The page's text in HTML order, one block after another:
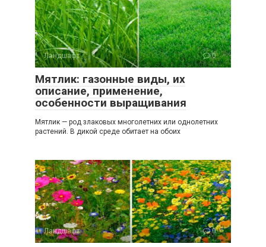
Ландшафт 0
Мятлик: газонные виды, их
описание, применение,
особенности выращивания
Мятлик — род злаковых многолетних или однолетних
растений. В дикой среде обитает на обоих
Ландшафт 0